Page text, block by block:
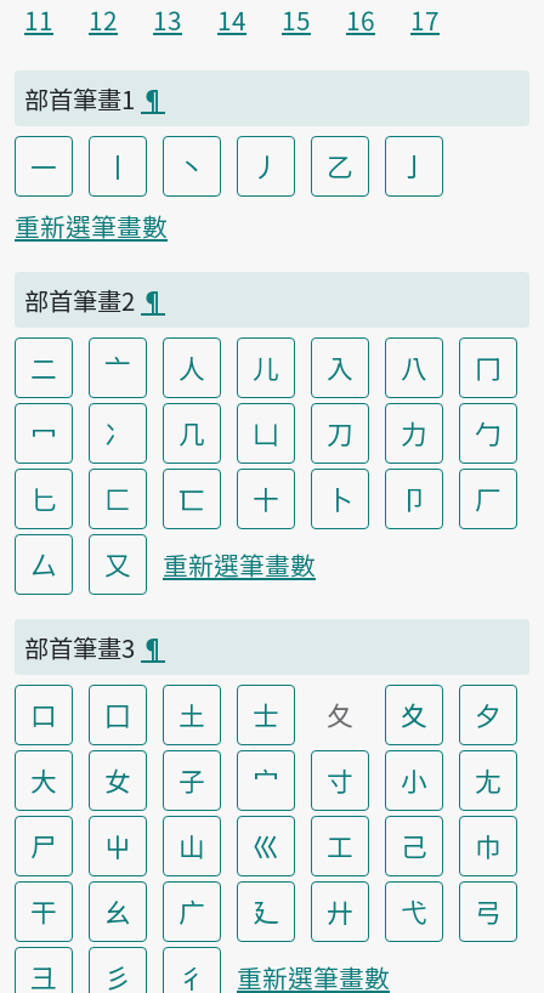
11
12 13 14 15 16 17
部首筆畫1 ¶
一 丨 丶 丿 乙 亅
重新選筆畫數
部首筆畫2 ¶
二 亠 人 儿 入 八
冂
冖
冫 几 凵 刀 力
勹
匕
匚 匸 十 卜 卩
厂
厶
又 重新選筆畫數
部首筆畫3 ¶
口 囗 土 士 夂 夊
夕
大
女 子 宀 寸 小
尢
尸
屮 山 巛 工 己
巾
干
幺 广 廴 廾 弋
弓
彐
彡 彳 重新選筆畫數